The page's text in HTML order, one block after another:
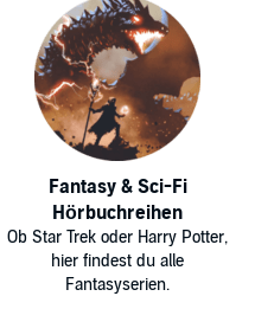
Fantasy & Sci-Fi
Hörbuchreihen
Ob Star Trek oder Harry Potter,
hier findest du alle
Fantasyserien.